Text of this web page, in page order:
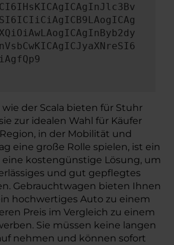
der Scala bieten für Stuhr
zur idealen Wahl für Käufer
in der Mobilität und
eine große Rolle spielen, ist ein
kostengünstige Lösung, um
und gut gepflegtes
Gebrauchtwagen bieten Ihnen
hochwertiges Auto zu einem
Preis im Vergleich zu einem
Sie müssen keine langen
nehmen und können sofort